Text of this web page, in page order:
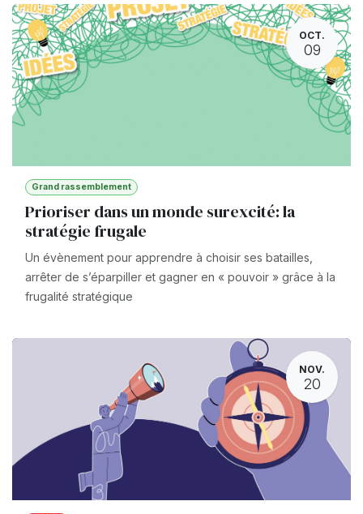
OCT.
09
Grand rassemblement
Prioriser dans un monde surexcité: la
stratégie frugale
Un évènement pour apprendre à choisir ses batailles,
arrêter de s’éparpiller et gagner en « pouvoir » grâce à la
frugalité stratégique
NOV.
20